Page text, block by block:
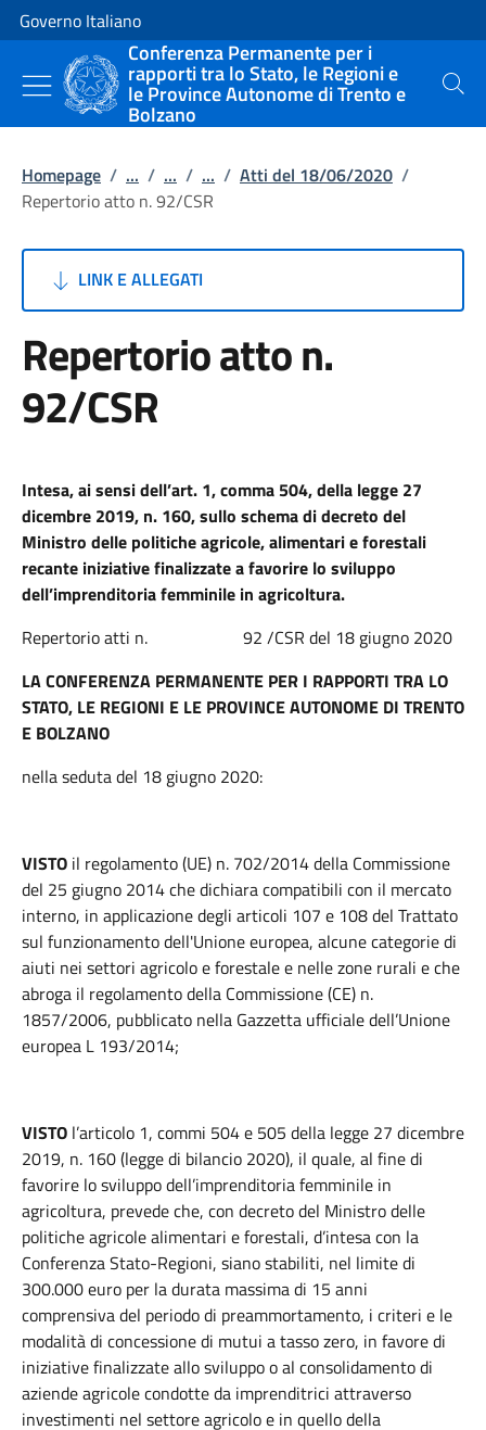
Vai al contenuto
Vai alla navigazione del sito
Governo Italiano
Conferenza Permanente per i
rapporti tra lo Stato, le Regioni e
le Province Autonome di Trento e
Bolzano
Cerca
Homepage / ... / ... / ... / Atti del 18/06/2020 /
Repertorio atto n. 92/CSR
LINK E ALLEGATI
Repertorio atto n.
92/CSR
Intesa, ai sensi dell’art. 1, comma 504, della legge 27
dicembre 2019, n. 160, sullo schema di decreto del
Ministro delle politiche agricole, alimentari e forestali
recante iniziative finalizzate a favorire lo sviluppo
dell’imprenditoria femminile in agricoltura.
Repertorio atti n. 92 /CSR del 18 giugno 2020
LA CONFERENZA PERMANENTE PER I RAPPORTI TRA LO
STATO, LE REGIONI E LE PROVINCE AUTONOME DI TRENTO
E BOLZANO
nella seduta del 18 giugno 2020:
VISTO il regolamento (UE) n. 702/2014 della Commissione
del 25 giugno 2014 che dichiara compatibili con il mercato
interno, in applicazione degli articoli 107 e 108 del Trattato
sul funzionamento dell'Unione europea, alcune categorie di
aiuti nei settori agricolo e forestale e nelle zone rurali e che
abroga il regolamento della Commissione (CE) n.
1857/2006, pubblicato nella Gazzetta ufficiale dell’Unione
europea L 193/2014;
VISTO l’articolo 1, commi 504 e 505 della legge 27 dicembre
2019, n. 160 (legge di bilancio 2020), il quale, al fine di
favorire lo sviluppo dell’imprenditoria femminile in
agricoltura, prevede che, con decreto del Ministro delle
politiche agricole alimentari e forestali, d’intesa con la
Conferenza Stato-Regioni, siano stabiliti, nel limite di
300.000 euro per la durata massima di 15 anni
comprensiva del periodo di preammortamento, i criteri e le
modalità di concessione di mutui a tasso zero, in favore di
iniziative finalizzate allo sviluppo o al consolidamento di
aziende agricole condotte da imprenditrici attraverso
investimenti nel settore agricolo e in quello della